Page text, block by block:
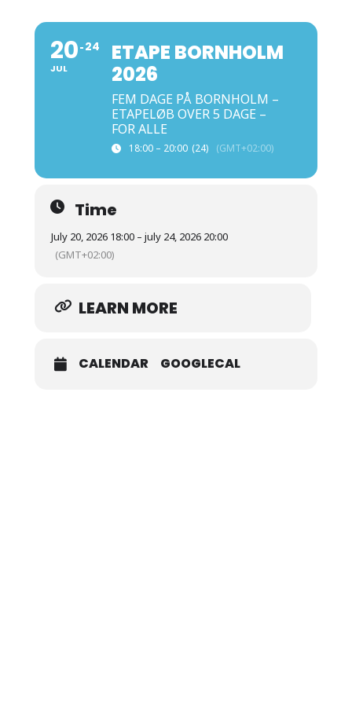
20
JUL
24
ETAPE BORNHOLM
2026
FEM DAGE PÅ BORNHOLM –
ETAPELØB OVER 5 DAGE –
FOR ALLE
18:00 – 20:00 (24) (GMT+02:00)
Time
July 20, 2026 18:00 – july 24, 2026 20:00
(GMT+02:00)
LEARN MORE
CALENDAR GOOGLECAL